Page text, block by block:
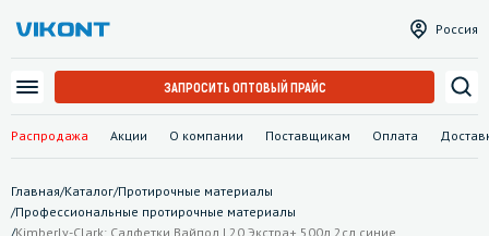
Распродажа Акции О компании Поставщикам Оплата
Россия
ЗАПРОСИТЬ ОПТОВЫЙ ПРАЙС
Главная/Каталог/Протирочные материалы
/Профессиональные протирочные материалы
/Kimberly-Clark: Салфетки Вайпол L20 Экстра+ 500л 2сл синие